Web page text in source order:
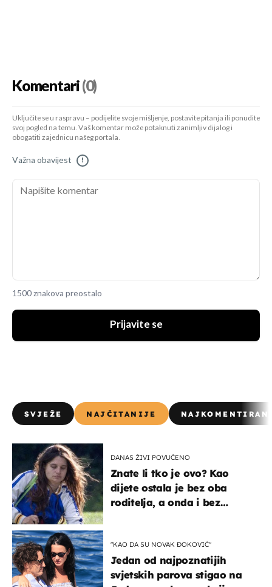
Komentari(0)
Uključite se u raspravu – podijelite svoje mišljenje, postavite pitanja ili ponudite
svoj pogled na temu. Vaš komentar može potaknuti zanimljiv dijalog i
obogatiti zajednicu našeg portala.
Važna obavijest !
1500 znakova preostalo
Prijavite se
SVJEŽE NAJČITANIJE
DANAS ŽIVI POVUČENO
Znate li tko je ovo? Kao
dijete ostala je bez oba
roditelja, a onda i bez
"KAO DA SU NOVAK ĐOKOVIĆ"
Jedan od najpoznatijih
svjetskih parova stigao na